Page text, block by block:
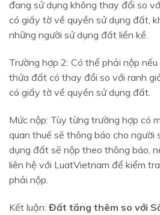
đang sử dụng không thay đổi so
có giấy tờ về quyền sử dụng đất,
những người sử dụng đất liền kề.
Trường hợp 2: Có thể phải nộp
thửa đất có thay đổi so với ranh
có giấy tờ về quyền sử dụng đất.
Mức nộp: Tùy từng trường hợp có
quan thuế sẽ thông báo cho người
dụng đất sẽ nộp theo thông báo,
liên hệ với LuatVietnam để kiểm
phải nộp.
Kết luận: Đất tăng thêm so với